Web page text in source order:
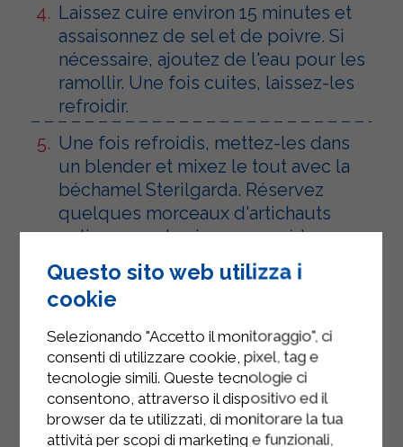
Laissez cuire environ 15 minutes et
assaisonnez de sel et de poivre. Si
nécessaire, ajoutez de l'eau pour les
ramollir. Une fois cuites, laissez-les
refroidir.
Une fois refroidis, mettez-les dans
un blender et mixez le tout avec la
béchamel Sterilgarda. Réservez
quelques morceaux d'artichauts
entiers pour les incorporer à la
crème.
Versez la crème dans un bol, ajoutez
Sterilgarda, puis mélangez bien le
tout.
Prenez une plaque de cuisson,
disposez-y une couche de pâte
Questo sito web utilizza i
cookie
Selezionando "Accetto il monitoraggio", ci
consenti di utilizzare cookie, pixel, tag e
tecnologie simili. Queste tecnologie ci
consentono, attraverso il dispositivo ed il
browser da te utilizzati, di monitorare la tua
attività per scopi di marketing e funzionali,